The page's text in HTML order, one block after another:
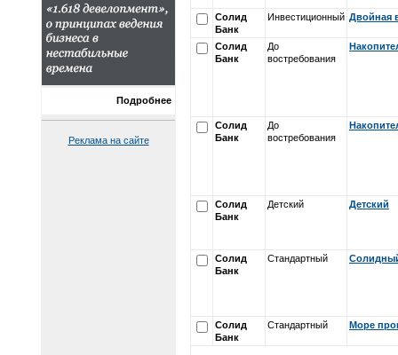
Подробнее
Реклама на сайте
Солид
Банк
Инвестиционный Двойная
Солид
Банк
До
востребования
Солид
Банк
До
востребования
Солид
Банк
Детский Детский
Солид
Банк
Стандартный
Солид
Банк
Стандартный Море